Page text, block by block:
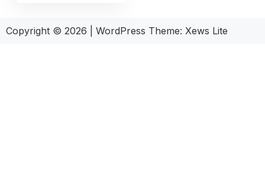
Copyright © 2026 WordPress Theme: Xews Lite